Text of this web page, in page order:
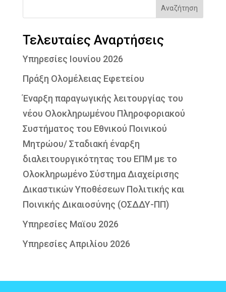
Αναζήτηση
Τελευταίες Αναρτήσεις
Υπηρεσίες Ιουνίου 2026
Πράξη Ολομέλειας Εφετείου
Έναρξη παραγωγικής λειτουργίας του
νέου Ολοκληρωμένου Πληροφοριακού
Συστήματος του Εθνικού Ποινικού
Μητρώου/ Σταδιακή έναρξη
διαλειτουργικότητας του ΕΠΜ με το
Ολοκληρωμένο Σύστημα Διαχείρισης
Δικαστικών Υποθέσεων Πολιτικής και
Ποινικής Δικαιοσύνης (ΟΣΔΔΥ-ΠΠ)
Υπηρεσίες Μαϊου 2026
Υπηρεσίες Απριλίου 2026